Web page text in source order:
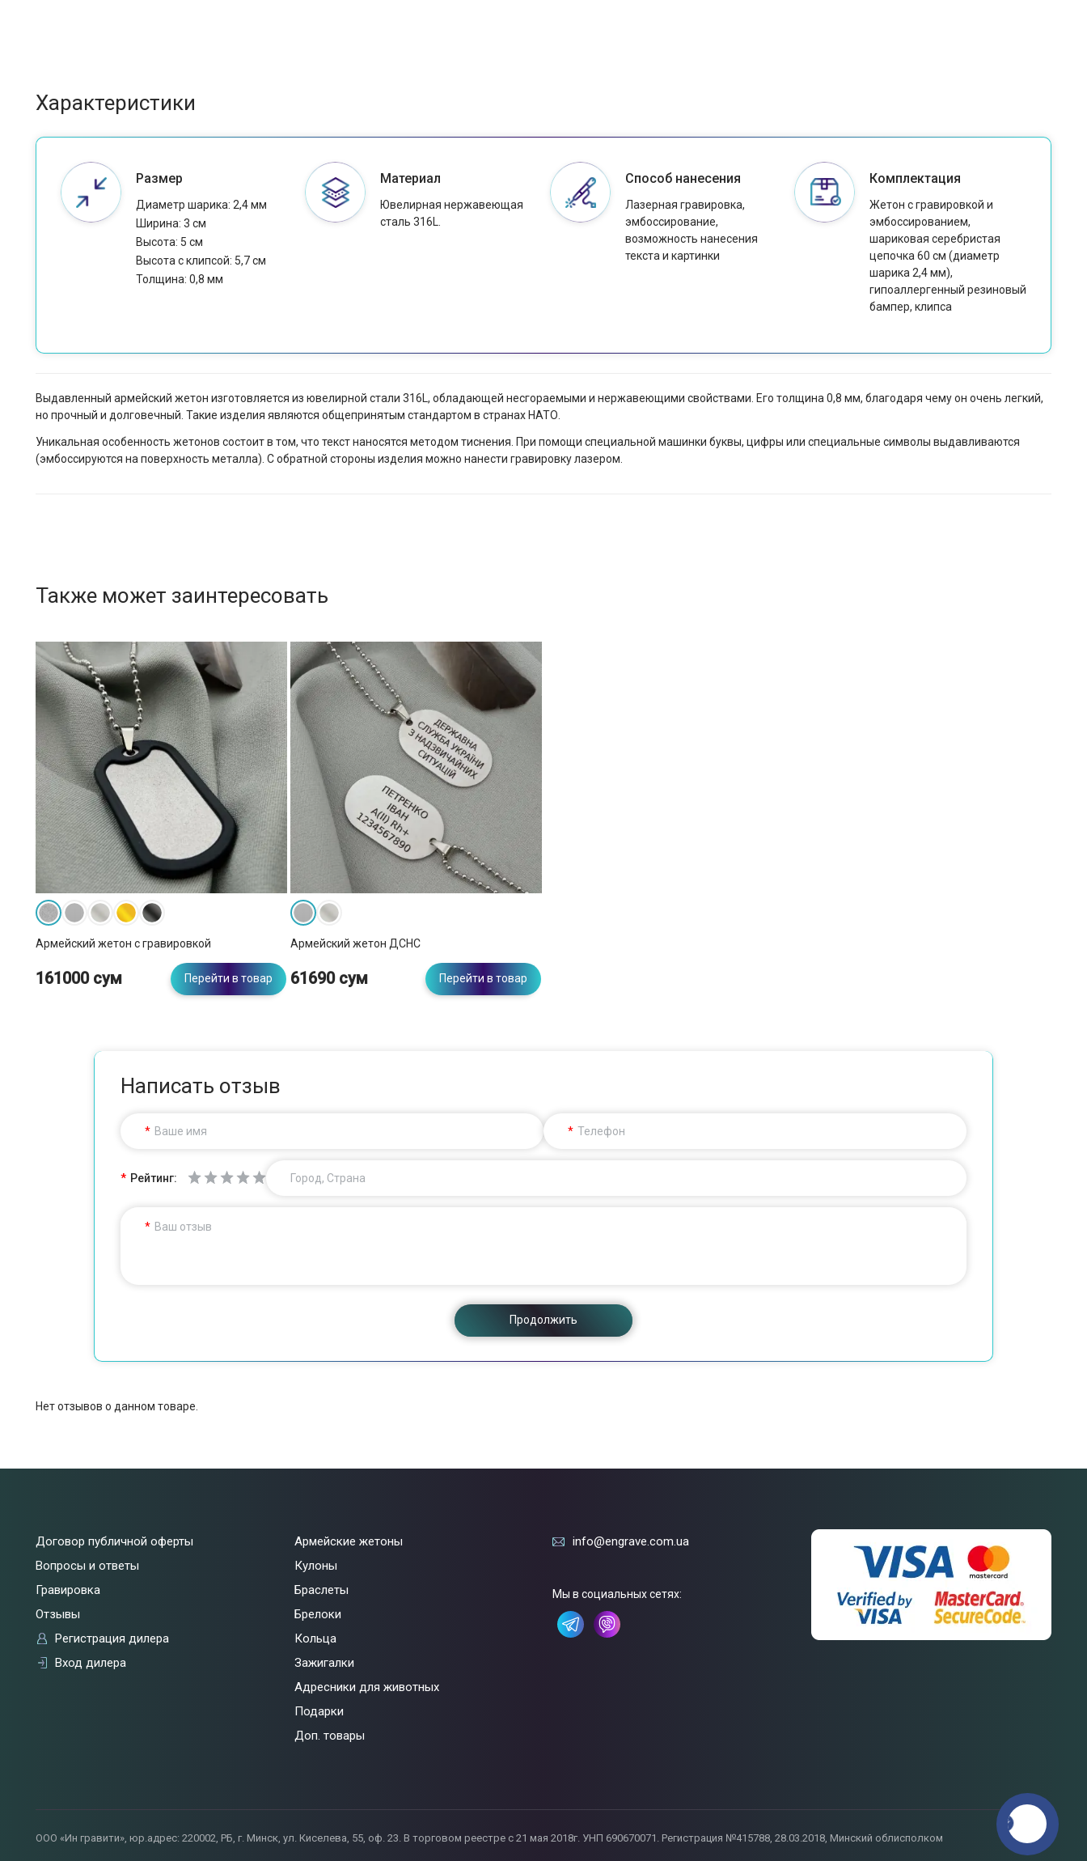
Характеристики
Размер
Диаметр шарика: 2,4 мм
Ширина: 3 см
Высота: 5 см
Высота с клипсой: 5,7 см
Толщина: 0,8 мм
Материал
Ювелирная нержавеющая
сталь 316L.
Способ нанесения
Лазерная гравировка,
эмбоссирование,
возможность нанесения
текста и картинки
Комплектация
Жетон с гравировкой и
эмбоссированием,
шариковая серебристая
цепочка 60 см (диаметр
шарика 2,4 мм),
гипоаллергенный резиновый
бампер, клипса
Выдавленный армейский жетон изготовляется из ювелирной стали 316L, обладающей несгораемыми и нержавеющими свойствами. Его толщина 0,8 мм, благодаря чему он очень легкий,
но прочный и долговечный. Такие изделия являются общепринятым стандартом в странах НАТО.
Уникальная особенность жетонов состоит в том, что текст наносятся методом тиснения. При помощи специальной машинки буквы, цифры или специальные символы выдавливаются
(эмбоссируются на поверхность металла). С обратной стороны изделия можно нанести гравировку лазером.
Также может заинтересовать
Армейский жетон с гравировкой
161000 сум Перейти в товар
Армейский жетон ДСНС
61690 сум Перейти в товар
Написать отзыв
Ваше имя Телефон
Рейтинг: Город, Страна
Ваш отзыв
Продолжить
Нет отзывов о данном товаре.
Договор публичной оферты
Вопросы и ответы
Гравировка
Отзывы
Регистрация дилера
Вход дилера
Армейские жетоны
Кулоны
Браслеты
Брелоки
Кольца
Зажигалки
Адресники для животных
Подарки
Доп. товары
info@engrave.com.ua
Мы в социальных сетях:
ООО «Ин гравити», юр.адрес: 220002, РБ, г. Минск, ул. Киселева, 55, оф. 23. В торговом реестре с 21 мая 2018г. УНП 690670071. Регистрация №415788, 28.03.2018, Минский облисполком
Связаться
с нами